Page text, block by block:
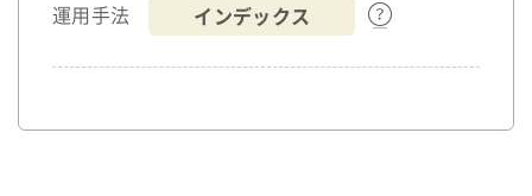
運用手法 インデックス